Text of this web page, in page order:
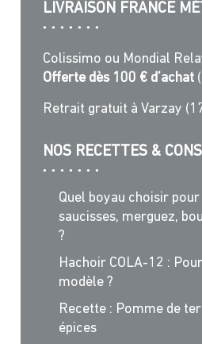
LIVRAISON FRANCE
Colissimo ou Mondial
Offerte dès 100 € d’achat
Retrait gratuit à Varzay
NOS RECETTES &
Quel boyau choisir
saucisses, merguez,
?
Hachoir COLA-12 :
modèle ?
Recette : Pomme de
épices